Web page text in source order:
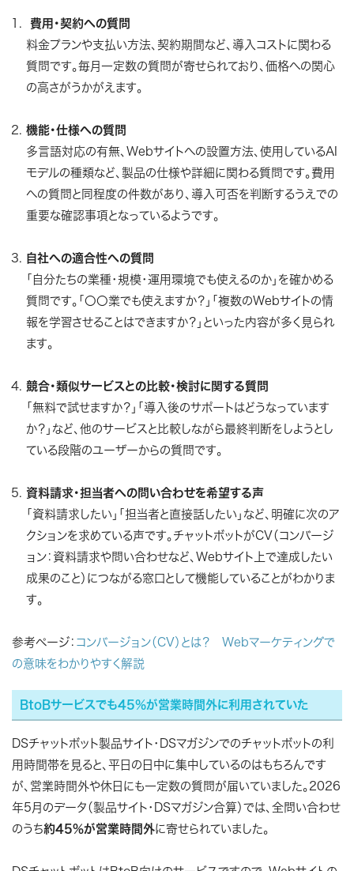
費用・契約への質問
料金プランや支払い方法、契約期間など、導入コストに関わる
質問です。毎月一定数の質問が寄せられており、価格への関心
の高さがうかがえます。
機能・仕様への質問
多言語対応の有無、Webサイトへの設置方法、使用しているAI
モデルの種類など、製品の仕様や詳細に関わる質問です。費用
への質問と同程度の件数があり、導入可否を判断するうえでの
重要な確認事項となっているようです。
自社への適合性への質問
「自分たちの業種・規模・運用環境でも使えるのか」を確かめる
質問です。「〇〇業でも使えますか？」「複数のWebサイトの情
報を学習させることはできますか？」といった内容が多く見られ
ます。
競合・類似サービスとの比較・検討に関する質問
「無料で試せますか？」「導入後のサポートはどうなっています
か？」など、他のサービスと比較しながら最終判断をしようとし
ている段階のユーザーからの質問です。
資料請求・担当者への問い合わせを希望する声
「資料請求したい」「担当者と直接話したい」など、明確に次のア
クションを求めている声です。チャットボットがCV（コンバージ
ョン：資料請求や問い合わせなど、Webサイト上で達成したい
成果のこと）につながる窓口として機能していることがわかりま
す。
参考ページ： コンバージョン（CV）とは？ Webマーケティングで
の意味をわかりやすく解説
BtoBサービスでも45％が営業時間外に利用されていた
DSチャットボット製品サイト・DSマガジンでのチャットボットの利
用時間帯を見ると、平日の日中に集中しているのはもちろんです
が、 営業時間外や休日にも一定数の質問が届いていました。2026
年5月のデータ（製品サイト・DSマガジン合算）では、全問い合わせ
のうち約45%が営業時間外に寄せられていました。